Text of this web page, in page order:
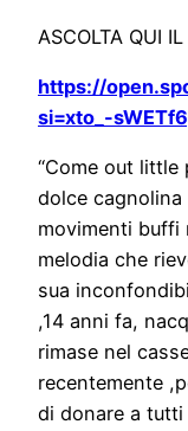
ASCOLTA QUI
https://
si=xto_-
“Come out little
dolce
movimenti buffi
melodia che
sua
,14 anni fa,
rimase nel
recentemente
di donare a tutti